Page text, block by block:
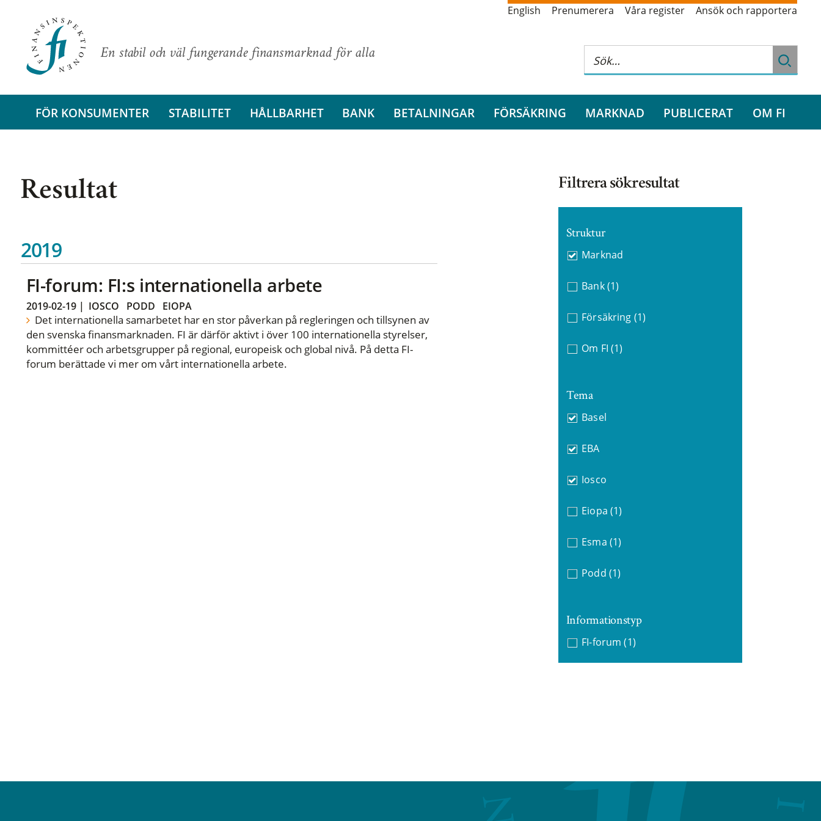
En stabil och väl fungerande finansmarknad för alla
English Prenumerera Våra register Ansök och rapportera
FÖR KONSUMENTER STABILITET HÅLLBARHET BANK BETALNINGAR FÖRSÄKRING MARKNAD PUBLICERAT OM FI
Resultat
2019
FI-forum: FI:s internationella arbete
2019-02-19| IOSCO PODD EIOPA
Det internationella samarbetet har en stor påverkan på regleringen och tillsynen av
den svenska finansmarknaden. FI är därför aktivt i över 100 internationella styrelser,
kommittéer och arbetsgrupper på regional, europeisk och global nivå. På detta FI-
forum berättade vi mer om vårt internationella arbete.
Filtrera sökresultat
Struktur
Marknad
Bank (1)
Försäkring (1)
Om FI (1)
Tema
Basel
EBA
Iosco
Eiopa (1)
Esma (1)
Podd (1)
Informationstyp
FI-forum (1)